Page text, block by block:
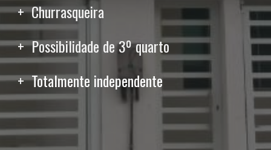
+  Churrasqueira
+  Possibilidade de 3º quarto
+ Totalmente independente